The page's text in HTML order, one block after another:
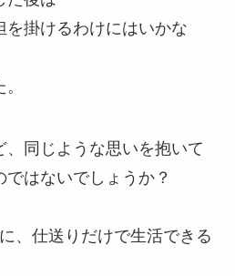
を掛けるわけにはいかな
同じような思いを抱いて
はないでしょうか？
、仕送りだけで生活できる